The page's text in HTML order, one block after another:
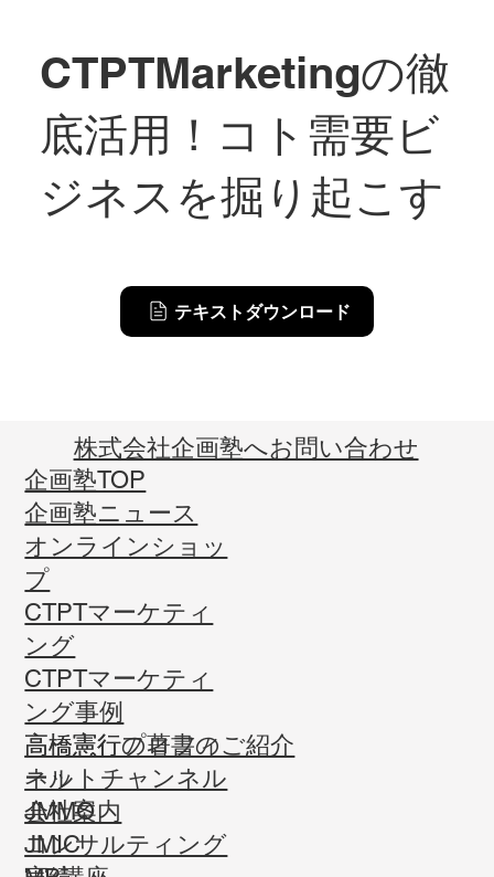
CTPTMarketingの徹
底活用！コト需要ビ
ジネスを掘り起こす
テキストダウンロード
企画塾TOP
企画塾ニュース
オンラインショッ
プ
CTPTマーケティ
ング
CTPTマーケティ
ング事例
高橋憲行プロフィ
ール
会社案内
コンサルティング
高橋憲行の著書のご紹介
ネットチャンネル
JMMO
JMIC
​株式会社企画塾へお問い合わせ